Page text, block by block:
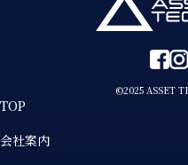
©2025 ASSET
TOP
会社案内